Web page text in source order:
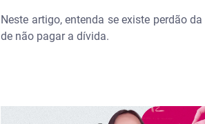
Passos para renegociar dívida do
Prazo para aderir aos programas de
Neste artigo, entenda se existe perdão
de não pagar a dívida.